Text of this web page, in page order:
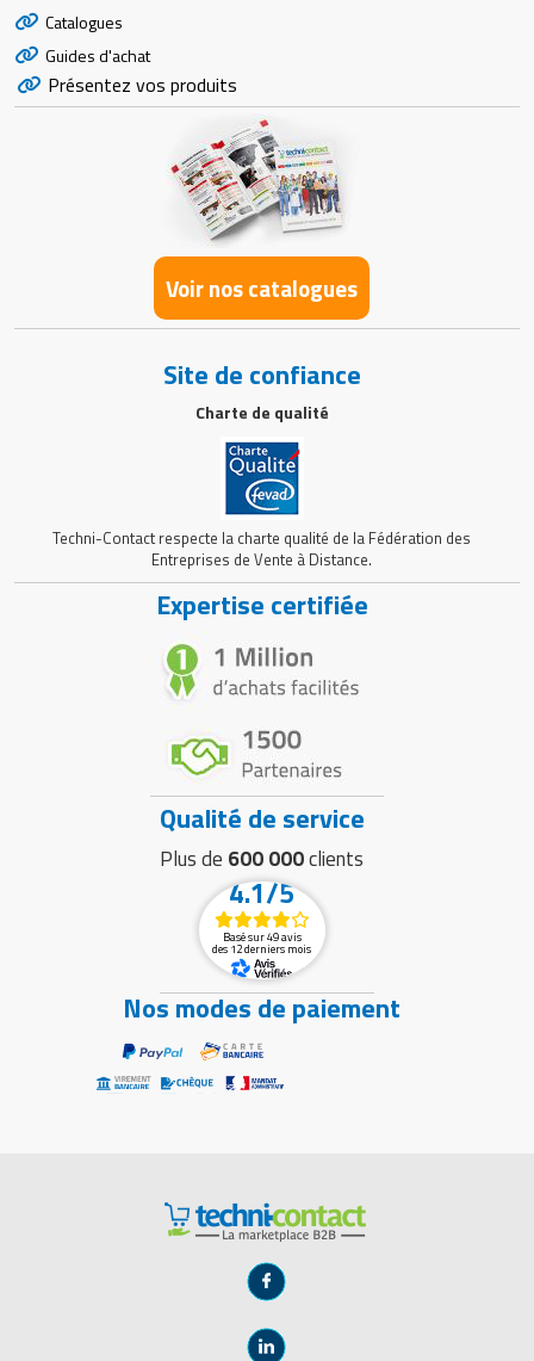
Catalogues
Guides d'achat
Présentez vos produits
Voir nos catalogues
Site de confiance
Charte de qualité
Techni-Contact respecte la charte qualité de la Fédération des
Entreprises de Vente à Distance.
Expertise certifiée
Qualité de service
Plus de 600 000clients
4.1/5
Basé sur 49 avis
des 12 derniers mois
Nos modes de paiement